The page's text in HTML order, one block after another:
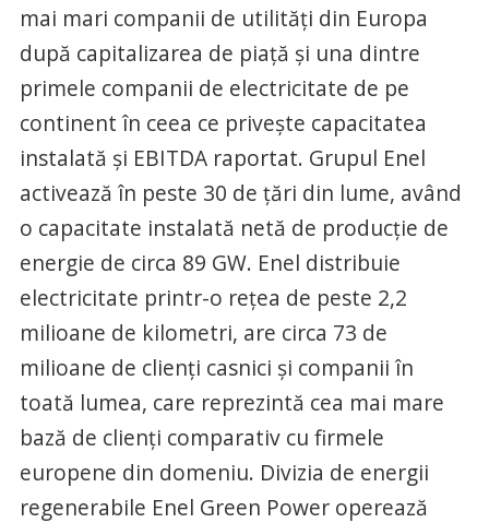
mai mari companii de utilități din Europa
după capitalizarea de piață și una dintre
primele companii de electricitate de pe
continent în ceea ce privește capacitatea
instalată și EBITDA raportat. Grupul Enel
activează în peste 30 de țări din lume, având
o capacitate instalată netă de producție de
energie de circa 89 GW. Enel distribuie
electricitate printr-o rețea de peste 2,2
milioane de kilometri, are circa 73 de
milioane de clienți casnici și companii în
toată lumea, care reprezintă cea mai mare
bază de clienți comparativ cu firmele
europene din domeniu. Divizia de energii
regenerabile Enel Green Power operează